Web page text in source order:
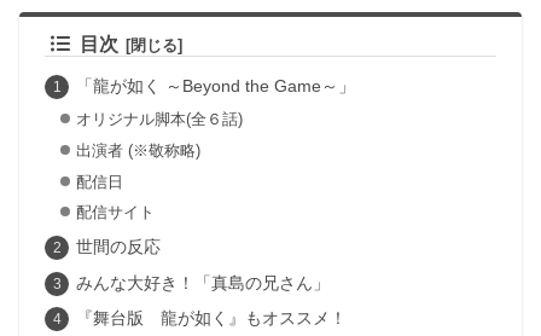
目次
「龍が如く ～Beyond the Game～」
オリジナル脚本(全６話)
出演者 (※敬称略)
配信日
配信サイト
世間の反応
みんな大好き！「真島の兄さん」
『舞台版 龍が如く』もオススメ！